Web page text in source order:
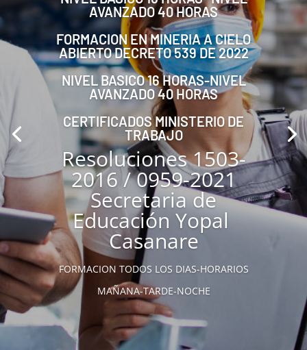
AVANZADO 40 HORAS
FORMACION EN MINERIA A CIELO
ABIERTO DECRETO 539 DE 2022
NIVEL BASICO 16 HORAS-NIVEL
AVANZADO 40 HORAS
CERTIFICADOS MINISTERIO DE
TRABAJO
Resoluciones 1503-
2016 / 0959-2021
Secretaria de
Educación Yopal
Casanare
FORMACION TODOS LOS DIAS-HORARIOS
MAÑANA-TARDE-NOCHE